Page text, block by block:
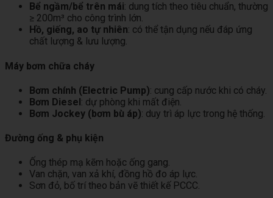
Bể ngầm/bể trên mái: dung tích theo tiêu chuẩn, thường
≥ 200m³ cho công trình lớn.
Hồ, giếng, ao tự nhiên: có thể tận dụng nếu đáp ứng
chất lượng & lưu lượng.
Máy bơm chữa cháy
Bơm chính (Electric Pump): cung cấp nước khi có cháy.
Bơm Diesel: dự phòng khi mất điện.
Bơm Jockey (bơm bù áp): duy trì áp lực trong hệ thống.
Đường ống & phụ kiện
Ống thép mạ kẽm hoặc ống gang.
Van chặn, van xả khí, đồng hồ đo áp lực.
Sơn đỏ, bố trí theo bản vẽ thiết kế PCCC.